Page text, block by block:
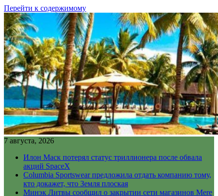
Перейти к содержимому
7 августа, 2026
Илон Маск потерял статус триллионера после обвала
акций SpaceX
Columbia Sportswear предложила отдать компанию тому,
кто докажет, что Земля плоская
Минэк Литвы сообщил о закрытии сети магазинов Mere